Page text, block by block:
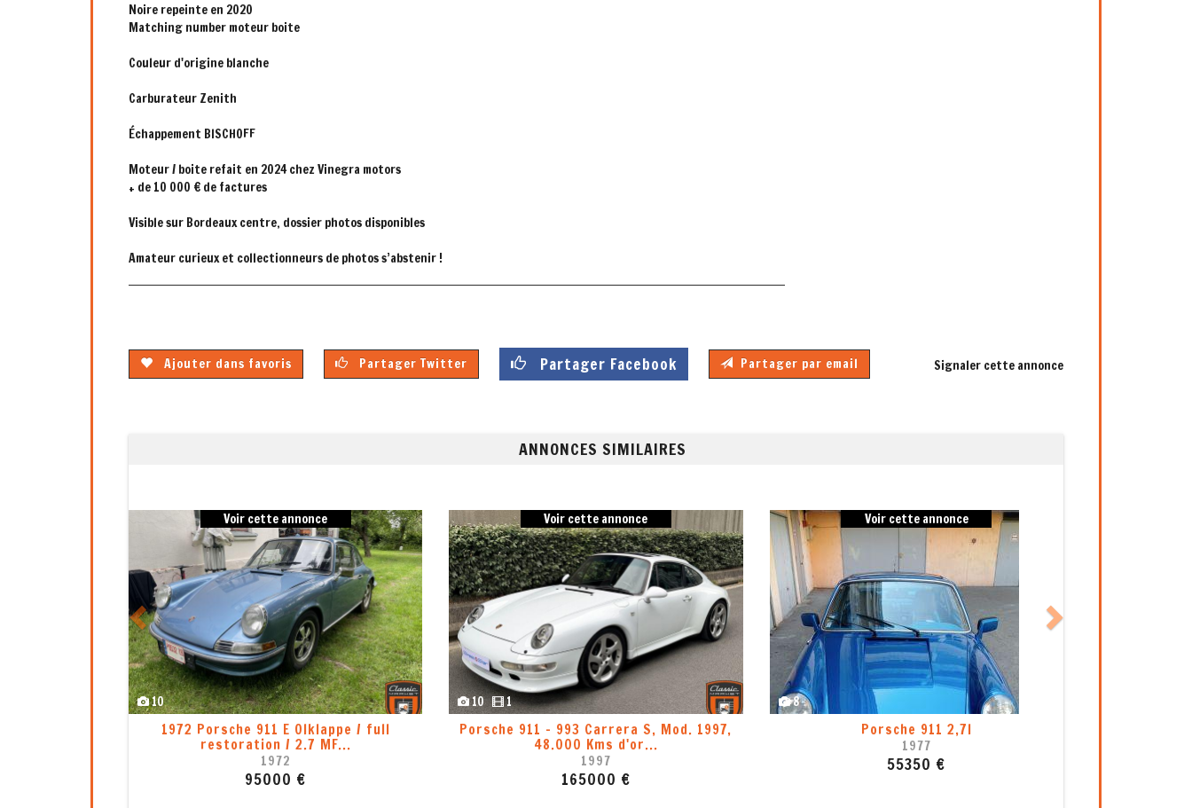
Noire repeinte en 2020
Matching number moteur boite
Couleur d'origine blanche
Carburateur Zenith
Échappement BISCHOFF
Moteur / boite refait en 2024 chez Vinegra motors
+ de 10 000 € de factures
Visible sur Bordeaux centre, dossier photos disponibles
Amateur curieux et collectionneurs de photos s’abstenir !
Ajouter dans favoris Partager Twitter Partager Facebook Partager par email Signaler cette annonce
ANNONCES SIMILAIRES
- 993 Carrera S, Mod. 1997,
8
Voir cette annonce
Porsche 911 2,7l
8 1
Voir cette annonce
Porsche 911 - 993 Targa, Mod. 1996, 2ème
8
Voir cette annonce
Porsche 911 - 993 Carrera 2, Mod. 1994
Previous